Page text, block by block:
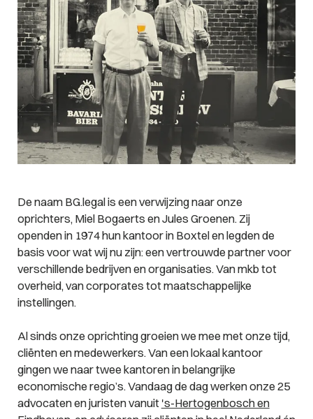
De naam BG.legal is een verwijzing naar onze
oprichters, Miel Bogaerts en Jules Groenen. Zij
openden in 1974 hun kantoor in Boxtel en legden de
basis voor wat wij nu zijn: een vertrouwde partner voor
verschillende bedrijven en organisaties. Van mkb tot
overheid, van corporates tot maatschappelijke
instellingen.
Al sinds onze oprichting groeien we mee met onze tijd,
cliënten en medewerkers. Van een lokaal kantoor
gingen we naar twee kantoren in belangrijke
economische regio’s. Vandaag de dag werken onze 25
advocaten en juristen vanuit 's-Hertogenbosch en